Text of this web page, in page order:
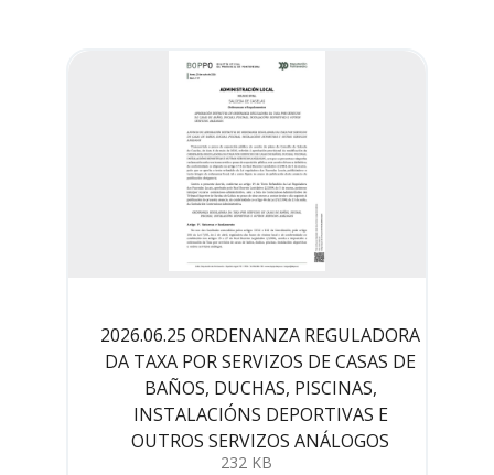
2026.06.25 ORDENANZA REGULADORA
DA TAXA POR SERVIZOS DE CASAS DE
BAÑOS, DUCHAS, PISCINAS,
INSTALACIÓNS DEPORTIVAS E
OUTROS SERVIZOS ANÁLOGOS
232 KB